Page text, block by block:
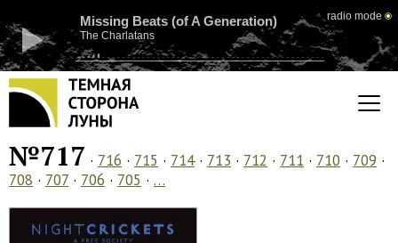
Missing Beats (of A Generation)
The Charlatans
radio mode
№717 · 716 · 715 · 714· 713 · 712 · 711 · 710 · 709 ·
708 · 707 · 706 · 705 · …